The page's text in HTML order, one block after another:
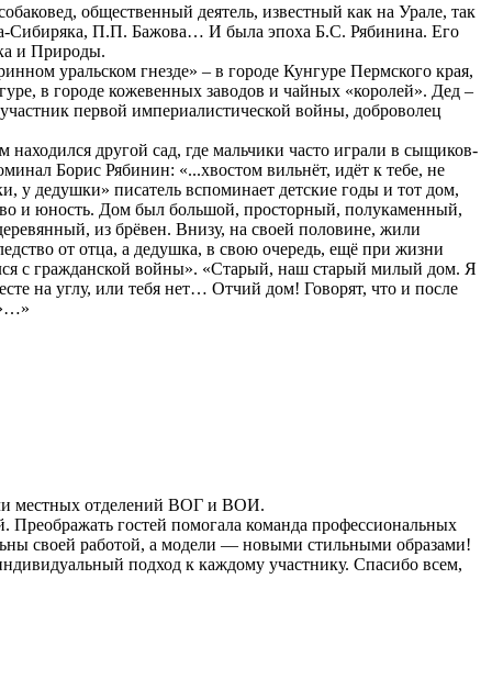
общественный деятель, известный как на Урале, так
Сибиряка, П.П. Бажова… И была эпоха Б.С. Рябинина. Его
и Природы.
уральском гнезде» – в городе Кунгуре Пермского края,
в городе кожевенных заводов и чайных «королей». Дед –
первой империалистической войны, доброволец
другой сад, где мальчики часто играли в сыщиков-
Борис Рябинин: «...хвостом вильнёт, идёт к тебе, не
у дедушки» писатель вспоминает детские годы и тот дом,
и юность. Дом был большой, просторный, полукаменный,
из брёвен. Внизу, на своей половине, жили
от отца, а дедушка, в свою очередь, ещё при жизни
с гражданской войны». «Старый, наш старый милый дом. Я
на углу, или тебя нет… Отчий дом! Говорят, что и после
местных отделений ВОГ и ВОИ.
гостей помогала команда профессиональных
своей работой, а модели — новыми стильными образами!
подход к каждому участнику. Спасибо всем,